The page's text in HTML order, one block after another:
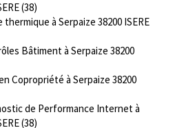
(38)
à Serpaize 38200 ISERE
Bâtiment à Serpaize 38200
Copropriété à Serpaize 38200
de Performance Internet à
(38)